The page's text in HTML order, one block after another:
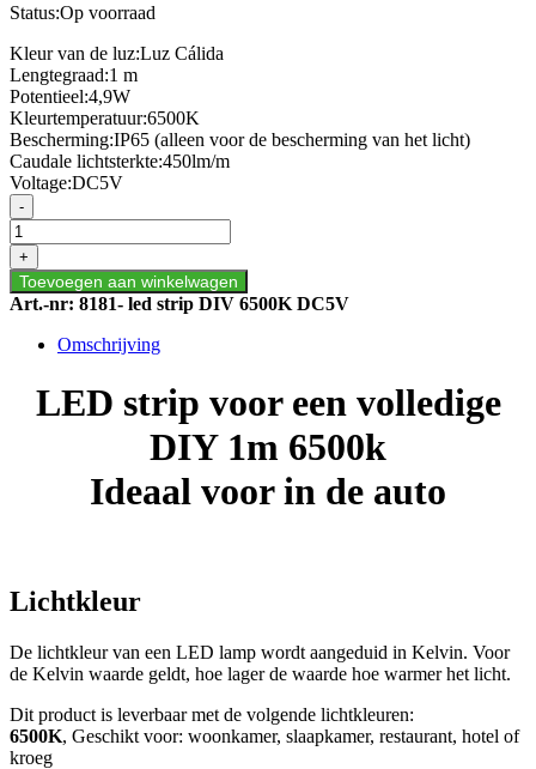
Status:Op voorraad
Kleur van de luz:Luz Cálida
Lengtegraad:1 m
Potentieel:4,9W
Kleurtemperatuur:6500K
Bescherming:IP65 (alleen voor de bescherming van het licht)
Caudale lichtsterkte:450lm/m
Voltage:DC5V
LED
Strip
voor
een
volledige
DIY
6500K
-
+
Toevoegen aan winkelwagen
Art.-nr: 8181- led strip DIV 6500K DC5V
Omschrijving
LED strip voor een volledige
DIY 1m 6500k
Ideaal voor in de auto
Lichtkleur
De lichtkleur van een LED lamp wordt aangeduid in Kelvin. Voor
de Kelvin waarde geldt, hoe lager de waarde hoe warmer het licht.
Dit product is leverbaar met de volgende lichtkleuren:
6500K, Geschikt voor: woonkamer, slaapkamer, restaurant, hotel of
kroeg